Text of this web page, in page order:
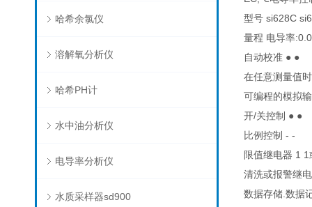
哈希余氯仪
溶解氧分析仪
哈希PH计
水中油分析仪
电导率分析仪
水质采样器sd900
型号 si628C
量程 电导率
自动校准 ● ●
在任意测量值
可编程的模拟
开/关控制 ● ●
比例控制 - -
限值继电器 1 1
清洗或报警继
数据存储.数据